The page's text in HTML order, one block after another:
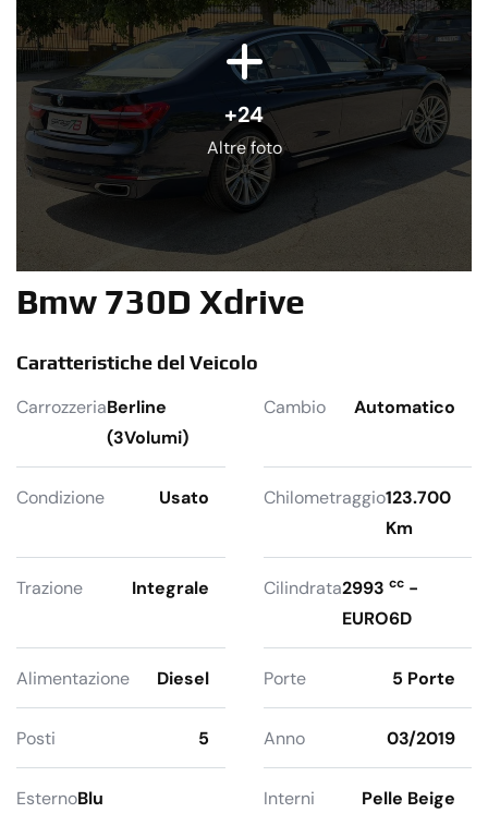
+24
Altre foto
Bmw 730D Xdrive
Caratteristiche del Veicolo
CarrozzeriaBerline
(3Volumi)
Cambio Automatico
Condizione Usato Chilometraggio123.700
Km
Trazione Integrale Cilindrata2993 cc-
EURO6D
Alimentazione Diesel Porte 5 Porte
Posti 5 Anno 03/2019
EsternoBlu Interni Pelle Beige